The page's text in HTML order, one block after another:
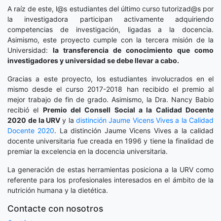
A raíz de este, l@s estudiantes del último curso tutorizad@s por
la investigadora participan activamente adquiriendo
competencias de investigación, ligadas a la docencia.
Asimismo, este proyecto cumple con la tercera misión de la
Universidad: la transferencia de conocimiento que como
investigadores y universidad se debe llevar a cabo.
Gracias a este proyecto, los estudiantes involucrados en el
mismo desde el curso 2017-2018 han recibido el premio al
mejor trabajo de fin de grado. Asimismo, la Dra. Nancy Babio
recibió el Premio del Consell Social a la Calidad Docente
2020 de la URV y ladistinción Jaume Vicens Vives a la Calidad
Docente 2020. La distinción Jaume Vicens Vives a la calidad
docente universitaria fue creada en 1996 y tiene la finalidad de
premiar la excelencia en la docencia universitaria.
La generación de estas herramientas posiciona a la URV como
referente para los profesionales interesados en el ámbito de la
nutrición humana y la dietética.
Contacte con nosotros